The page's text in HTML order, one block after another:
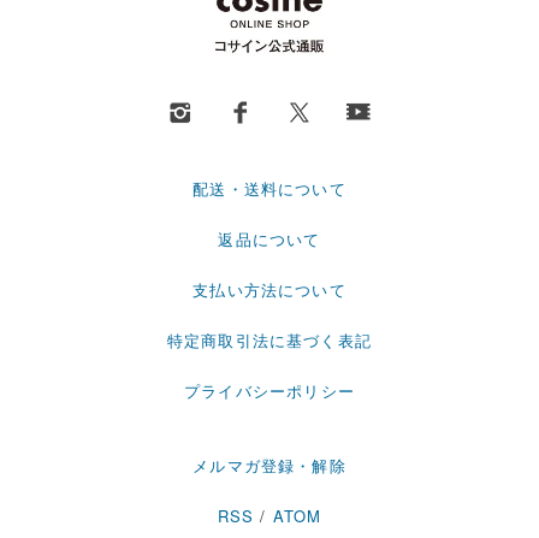
配送・送料について
返品について
支払い方法について
特定商取引法に基づく表記
プライバシーポリシー
メルマガ登録・解除
RSS / ATOM